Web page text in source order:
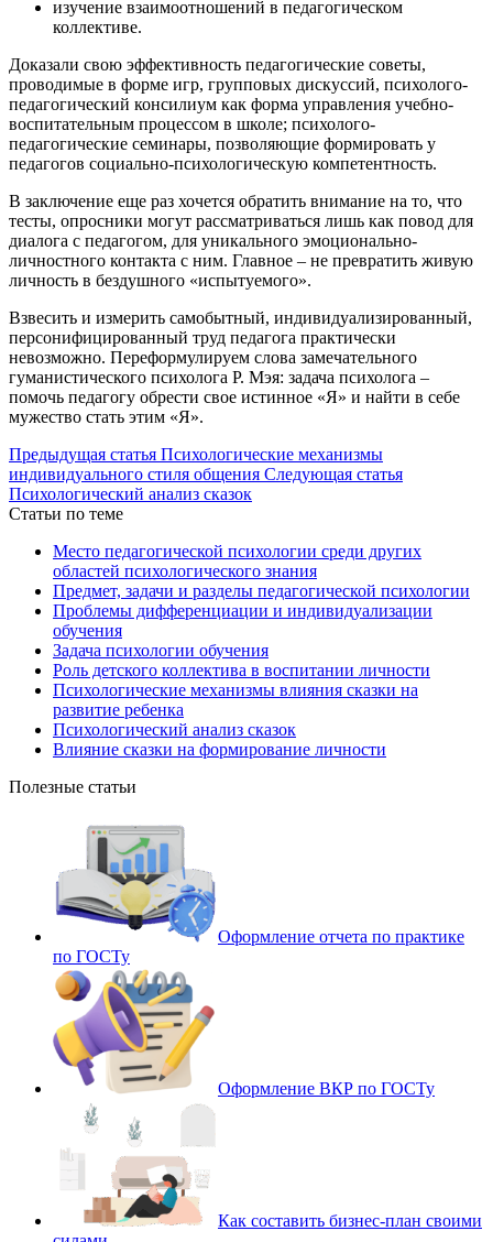
изучение взаимоотношений в педагогическом
коллективе.
Доказали свою эффективность педагогические советы,
проводимые в форме игр, групповых дискуссий, психолого-
педагогический консилиум как форма управления учебно-
воспитательным процессом в школе; психолого-
педагогические семинары, позволяющие формировать у
педагогов социально-психологическую компетентность.
В заключение еще раз хочется обратить внимание на то, что
тесты, опросники могут рассматриваться лишь как повод для
диалога с педагогом, для уникального эмоционально-
личностного контакта с ним. Главное – не превратить живую
личность в бездушного «испытуемого».
Взвесить и измерить самобытный, индивидуализированный,
персонифицированный труд педагога практически
невозможно. Переформулируем слова замечательного
гуманистического психолога Р. Мэя: задача психолога –
помочь педагогу обрести свое истинное «Я» и найти в себе
мужество стать этим «Я».
Предыдущая статья Психологические механизмы
индивидуального стиля общения Следующая статья
Психологический анализ сказок
Статьи по теме
Место педагогической психологии среди других
областей психологического знания
Предмет, задачи и разделы педагогической психологии
Проблемы дифференциации и индивидуализации
обучения
Задача психологии обучения
Роль детского коллектива в воспитании личности
Психологические механизмы влияния сказки на
развитие ребенка
Психологический анализ сказок
Влияние сказки на формирование личности
Полезные статьи
Оформление отчета по практике
по ГОСТу
Оформление ВКР по ГОСТу
Как составить бизнес-план своими